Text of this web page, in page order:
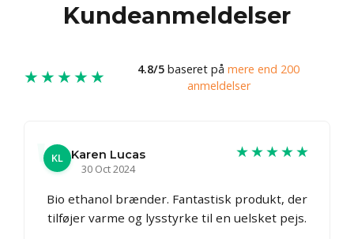
Kundeanmeldelser
★★★★★ 4.8/5 baseret på mere end 200
anmeldelser
KL
Karen Lucas
30 Oct 2024
★★★★★
Bio ethanol brænder. Fantastisk produkt, der
tilføjer varme og lysstyrke til en uelsket pejs.